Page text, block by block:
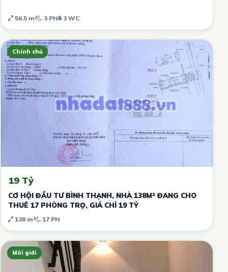
56.5 m² 3 PN 3 WC
Chính chủ
19 Tỷ
CƠ HỘI ĐẦU TƯ BÌNH THẠNH, NHÀ 138M² ĐANG CHO
THUÊ 17 PHÒNG TRỌ, GIÁ CHỈ 19 TỶ
138 m² 17 PN
Môi giới